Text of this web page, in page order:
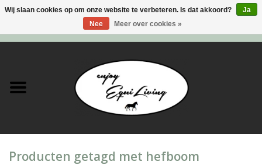
Stal en meer
Ruiter
Producten getagd met hefboom
Wij slaan cookies op om onze website te verbeteren. Is dat akkoord?
Ja
Nee
Meer over cookies »